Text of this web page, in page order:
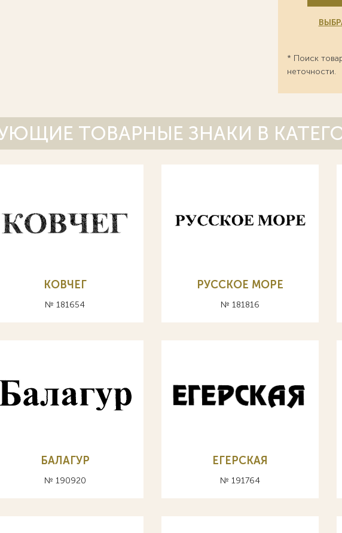
* Поиск
неточности.
ТОВАРНЫЕ ЗНАКИ В
КОВЧЕГ
№ 181654
РУССКОЕ МОРЕ
№ 181816
БАЛАГУР
№ 190920
ЕГЕРСКАЯ
№ 191764